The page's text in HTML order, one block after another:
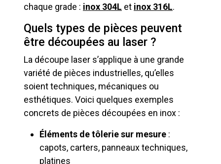
chaque grade : inox 304L et inox 316L.
Quels types de pièces peuvent
être découpées au laser ?
La découpe laser s’applique à une grande
variété de pièces industrielles, qu’elles
soient techniques, mécaniques ou
esthétiques. Voici quelques exemples
concrets de pièces découpées en inox :
Éléments de tôlerie sur mesure :
capots, carters, panneaux techniques,
platines